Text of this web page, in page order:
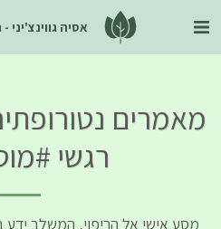
אסיה גווינצ'יני
מאמרים
רגשי